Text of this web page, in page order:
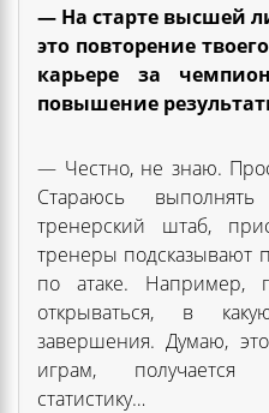
— На старте высшей
это повторение
карьере за
повышение
— Честно, не знаю.
Стараюсь
тренерский штаб,
тренеры подсказывают
по атаке.
открываться, в
завершения. Думаю,
играм, получается
статистику…